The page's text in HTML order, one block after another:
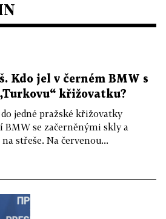
Kdo jel v černém BMW s
křižovatku?
jedné pražské křižovatky
se začerněnými skly a
střeše. Na červenou...